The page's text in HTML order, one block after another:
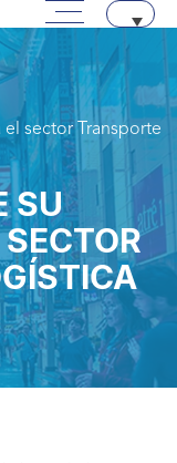
Pasar a contenido
Menú principal
sector Transporte
SU